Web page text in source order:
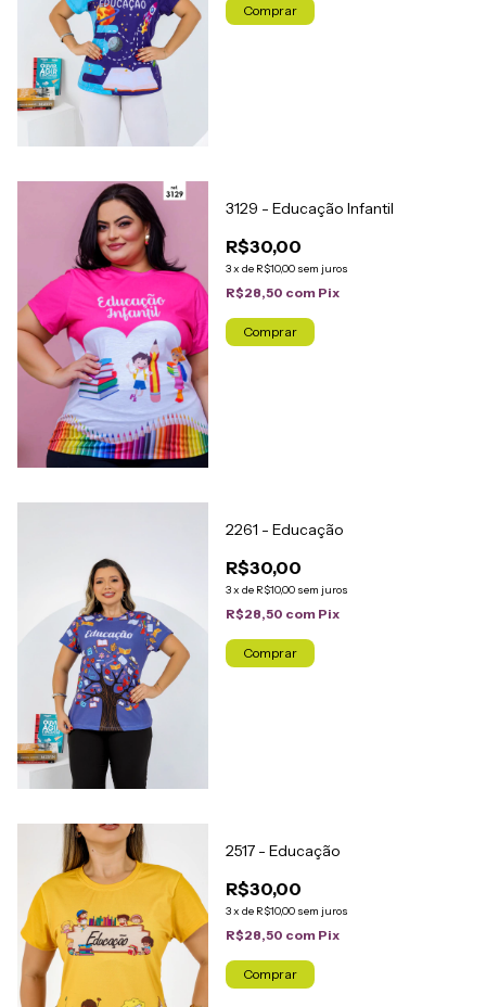
Comprar
3129 - Educação Infantil
R$30,00
3x de R$10,00 sem juros
R$28,50 com Pix
Comprar
2261 - Educação
R$30,00
3x de R$10,00 sem juros
R$28,50 com Pix
Comprar
2517 - Educação
R$30,00
3x de R$10,00 sem juros
R$28,50 com Pix
Comprar